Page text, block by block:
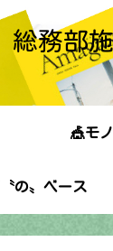
務部
🎪モ
の〟ベース